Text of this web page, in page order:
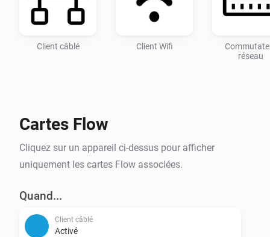
Client câblé Client Wifi
réseau
Cartes Flow
Cliquez sur un appareil ci-dessus pour afficher
uniquement les cartes Flow associées.
Quand...
Client câblé
Activé